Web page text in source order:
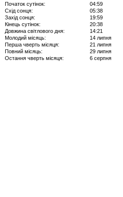
Початок сутінок:
04:59
Схід сонця:
05:38
Захід сонця:
19:59
Кінець сутінок:
20:38
Довжина світлового дня:
14:21
Молодий місяць:
14 липня
Перша чверть місяця:
21 липня
Повний місяць:
29 липня
Остання чверть місяця:
6 серпня